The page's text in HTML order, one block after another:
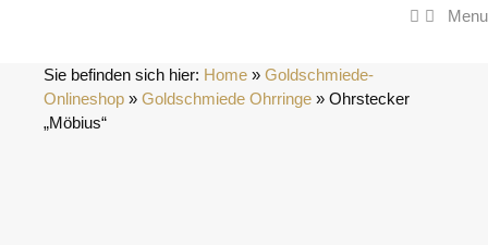
Menu
Sie befinden sich hier: Home » Goldschmiede-
Onlineshop » Goldschmiede Ohrringe » Ohrstecker
„Möbius“